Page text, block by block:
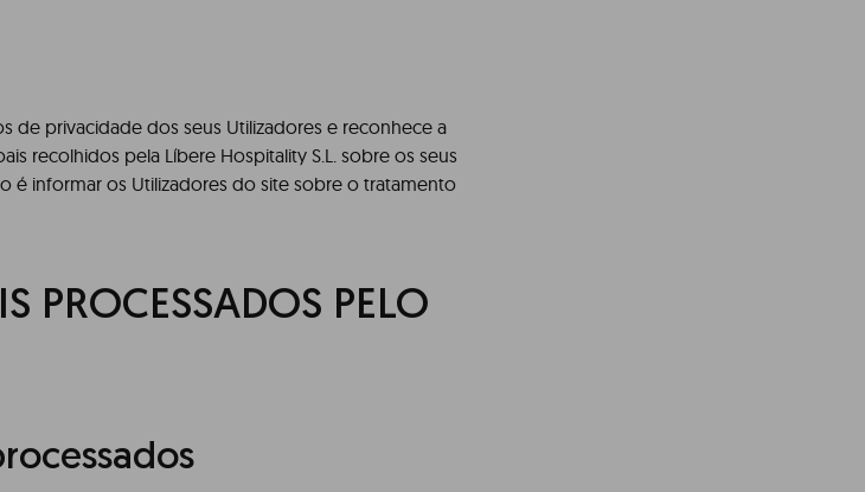
de privacidade dos seus Utilizadores e reconhece a
recolhidos pela Líbere Hospitality S.L. sobre os seus
é informar os Utilizadores do site sobre o tratamento
PROCESSADOS PELO